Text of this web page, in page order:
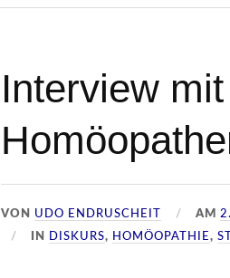
Interview
VON UDO ENDRUSCHEIT AM
IN DISKURS, HOMÖOPATHIE,